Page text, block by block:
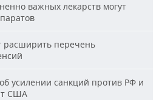
важных лекарств могут
расширить перечень
усилении санкций против РФ и
США